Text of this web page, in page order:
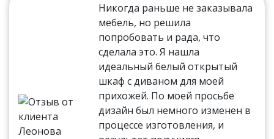
Никогда раньше не заказывала
мебель, но решила
попробовать и рада, что
сделала это. Я нашла
идеальный белый открытый
шкаф с диваном для моей
прихожей. По моей просьбе
дизайн был немного изменен в
процессе изготовления, и